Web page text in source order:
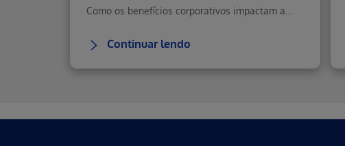
Continuar lendo